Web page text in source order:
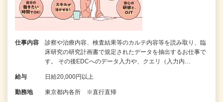
仕事内容
診察や治療内容、検査結果等のカルテ内容等を読み取り、臨
床研究の研究計画書で規定されたデータを抽出するお仕事で
す。 その後EDCへのデータ入力や、クエリ（入力内…
給与 日給20,000円以上
勤務地 東京都内各所 ※直行直帰